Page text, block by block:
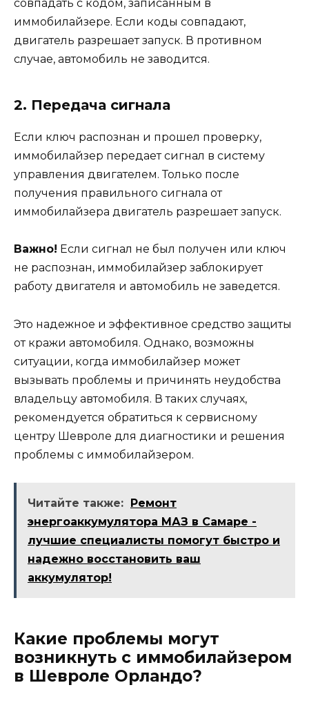
совпадать с кодом, записанным в
иммобилайзере. Если коды совпадают,
двигатель разрешает запуск. В противном
случае, автомобиль не заводится.
2. Передача сигнала
Если ключ распознан и прошел проверку,
иммобилайзер передает сигнал в систему
управления двигателем. Только после
получения правильного сигнала от
иммобилайзера двигатель разрешает запуск.
Важно! Если сигнал не был получен или ключ
не распознан, иммобилайзер заблокирует
работу двигателя и автомобиль не заведется.
Это надежное и эффективное средство защиты
от кражи автомобиля. Однако, возможны
ситуации, когда иммобилайзер может
вызывать проблемы и причинять неудобства
владельцу автомобиля. В таких случаях,
рекомендуется обратиться к сервисному
центру Шевроле для диагностики и решения
проблемы с иммобилайзером.
Читайте также: Ремонт
энергоаккумулятора МАЗ в Самаре -
лучшие специалисты помогут быстро и
надежно восстановить ваш
аккумулятор!
Какие проблемы могут
возникнуть с иммобилайзером
в Шевроле Орландо?